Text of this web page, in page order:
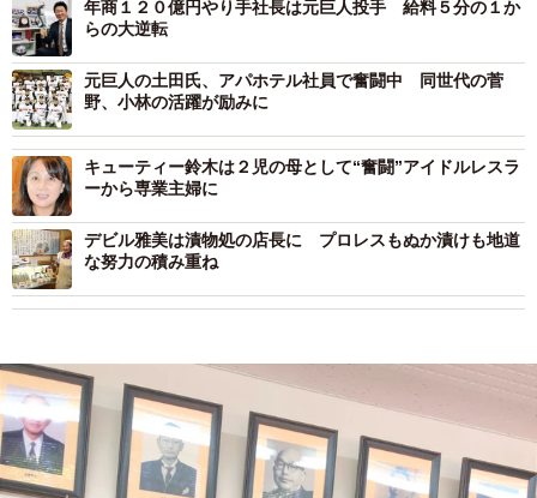
年商１２０億円やり手社長は元巨人投手 給料５分の１か
らの大逆転
元巨人の土田氏、アパホテル社員で奮闘中 同世代の菅
野、小林の活躍が励みに
キューティー鈴木は２児の母として“奮闘”アイドルレスラ
ーから専業主婦に
デビル雅美は漬物処の店長に プロレスもぬか漬けも地道
な努力の積み重ね